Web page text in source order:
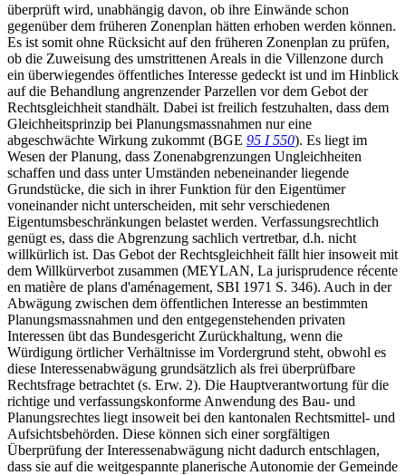
überprüft wird, unabhängig davon, ob ihre Einwände schon
gegenüber dem früheren Zonenplan hätten erhoben werden können.
Es ist somit ohne Rücksicht auf den früheren Zonenplan zu prüfen,
ob die Zuweisung des umstrittenen Areals in die Villenzone durch
ein überwiegendes öffentliches Interesse gedeckt ist und im Hinblick
auf die Behandlung angrenzender Parzellen vor dem Gebot der
Rechtsgleichheit standhält. Dabei ist freilich festzuhalten, dass dem
Gleichheitsprinzip bei Planungsmassnahmen nur eine
abgeschwächte Wirkung zukommt (BGE 95 I 550). Es liegt im
Wesen der Planung, dass Zonenabgrenzungen Ungleichheiten
schaffen und dass unter Umständen nebeneinander liegende
Grundstücke, die sich in ihrer Funktion für den Eigentümer
voneinander nicht unterscheiden, mit sehr verschiedenen
Eigentumsbeschränkungen belastet werden. Verfassungsrechtlich
genügt es, dass die Abgrenzung sachlich vertretbar, d.h. nicht
willkürlich ist. Das Gebot der Rechtsgleichheit fällt hier insoweit mit
dem Willkürverbot zusammen (MEYLAN, La jurisprudence récente
en matière de plans d'aménagement, SBI 1971 S. 346). Auch in der
Abwägung zwischen dem öffentlichen Interesse an bestimmten
Planungsmassnahmen und den entgegenstehenden privaten
Interessen übt das Bundesgericht Zurückhaltung, wenn die
Würdigung örtlicher Verhältnisse im Vordergrund steht, obwohl es
diese Interessenabwägung grundsätzlich als frei überprüfbare
Rechtsfrage betrachtet (s. Erw. 2). Die Hauptverantwortung für die
richtige und verfassungskonforme Anwendung des Bau- und
Planungsrechtes liegt insoweit bei den kantonalen Rechtsmittel- und
Aufsichtsbehörden. Diese können sich einer sorgfältigen
Überprüfung der Interessenabwägung nicht dadurch entschlagen,
dass sie auf die weitgespannte planerische Autonomie der Gemeinde